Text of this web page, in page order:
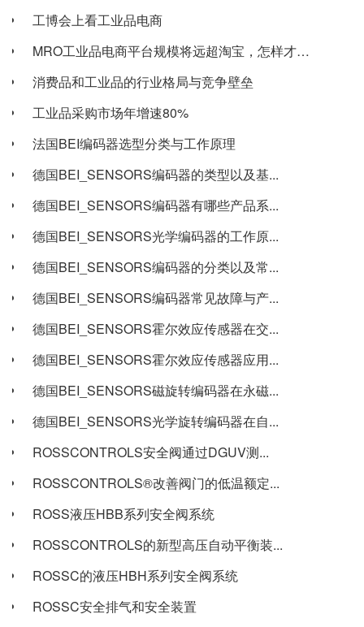
工博会上看工业品电商
MRO工业品电商平台规模将远超淘宝，怎样才能...
消费品和工业品的行业格局与竞争壁垒
工业品采购市场年增速80%
法国BEI编码器选型分类与工作原理
德国BEI_SENSORS编码器的类型以及基...
德国BEI_SENSORS编码器有哪些产品系...
德国BEI_SENSORS光学编码器的工作原...
德国BEI_SENSORS编码器的分类以及常...
德国BEI_SENSORS编码器常见故障与产...
德国BEI_SENSORS霍尔效应传感器在交...
德国BEI_SENSORS霍尔效应传感器应用...
德国BEI_SENSORS磁旋转编码器在永磁...
德国BEI_SENSORS光学旋转编码器在自...
ROSSCONTROLS安全阀通过DGUV测...
ROSSCONTROLS®改善阀门的低温额定...
ROSS液压HBB系列安全阀系统
ROSSCONTROLS的新型高压自动平衡装...
ROSSC的液压HBH系列安全阀系统
ROSSC安全排气和安全装置